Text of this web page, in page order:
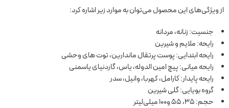
از ویژگی‌های این محصول می‌توان به موارد زیر اشاره کرد:
جنسیت: زنانه، مردانه
رایحه: ملایم و شیرین
رایحه ابتدایی: پوست پرتقال ماندارین، توت های وحشی
رایحه میانی: پیچ امین الدوله، یاس، گاردنیای یاسمنی
رایحه پایدار: کارامل، کهربا، وانیل، سدر
گروه بویایی: گلی شیرین
حجم: 35، 55 و100 میلی‌لیتر